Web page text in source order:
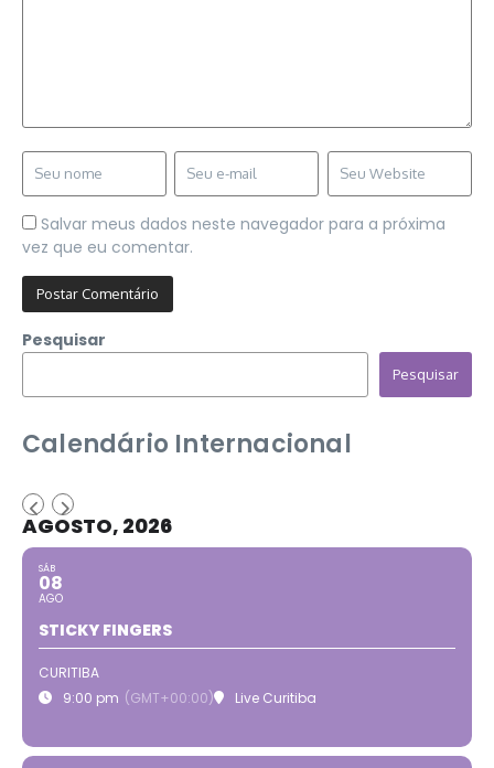
Salvar meus dados neste navegador para a próxima
vez que eu comentar.
Pesquisar
Pesquisar
Calendário Internacional
AGOSTO, 2026
SÁB
08
AGO
STICKY FINGERS
CURITIBA
9:00 pm (GMT+00:00) Live Curitiba